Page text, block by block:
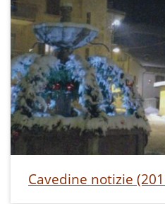
Cavedine notizie